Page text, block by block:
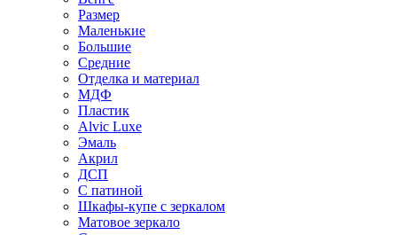
Размер
Маленькие
Большие
Средние
Отделка и материал
МДФ
Пластик
Alvic Luxe
Эмаль
Акрил
ДСП
С патиной
Шкафы-купе с зеркалом
Матовое зеркало